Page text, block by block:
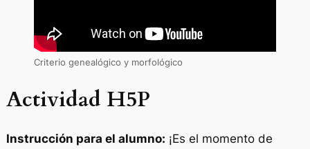
Criterio genealógico y morfológico
Actividad H5P
Instrucción para el alumno: ¡Es el momento de